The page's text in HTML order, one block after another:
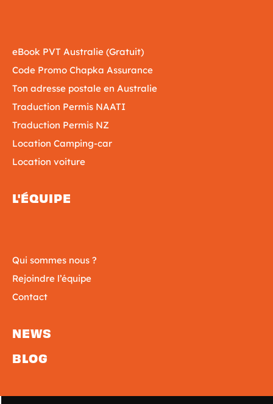
eBook PVT Australie (Gratuit)
Code Promo Chapka Assurance
Ton adresse postale en Australie
Traduction Permis NAATI
Traduction Permis NZ
Location Camping-car
Location voiture
L'ÉQUIPE
Qui sommes nous ?
Rejoindre l’équipe
Contact
NEWS
BLOG